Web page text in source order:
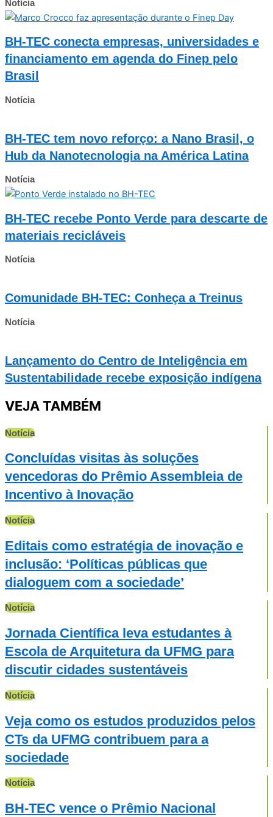
Notícia
BH-TEC conecta empresas, universidades e
financiamento em agenda do Finep pelo
Brasil
Notícia
BH-TEC tem novo reforço: a Nano Brasil, o
Hub da Nanotecnologia na América Latina
Notícia
BH-TEC recebe Ponto Verde para descarte de
materiais recicláveis
Notícia
Comunidade BH-TEC: Conheça a Treinus
Notícia
Lançamento do Centro de Inteligência em
Sustentabilidade recebe exposição indígena
VEJA TAMBÉM
Notícia
Concluídas visitas às soluções
vencedoras do Prêmio Assembleia de
Incentivo à Inovação
Notícia
Editais como estratégia de inovação e
inclusão: ‘Políticas públicas que
dialoguem com a sociedade’
Notícia
Jornada Científica leva estudantes à
Escola de Arquitetura da UFMG para
discutir cidades sustentáveis
Notícia
Veja como os estudos produzidos pelos
CTs da UFMG contribuem para a
sociedade
Notícia
BH-TEC vence o Prêmio Nacional